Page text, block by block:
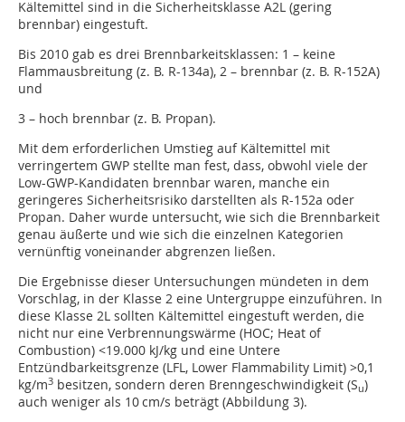
Kältemittel sind in die Sicherheitsklasse A2L (gering
brennbar) eingestuft.
Bis 2010 gab es drei Brennbarkeitsklassen: 1 – keine
Flammausbreitung (z. B. R-134a), 2 – brennbar (z. B. R-152A)
und
3 – hoch brennbar (z. B. Propan).
Mit dem erforderlichen Umstieg auf Kältemittel mit
verringertem GWP stellte man fest, dass, obwohl viele der
Low-GWP-Kandidaten brennbar waren, manche ein
geringeres Sicherheitsrisiko darstellten als R-152a oder
Propan. Daher wurde untersucht, wie sich die Brennbarkeit
genau äußerte und wie sich die einzelnen Kategorien
vernünftig voneinander abgrenzen ließen.
Die Ergebnisse dieser Untersuchungen mündeten in dem
Vorschlag, in der Klasse 2 eine Untergruppe einzuführen. In
diese Klasse 2L sollten Kältemittel eingestuft werden, die
nicht nur eine Verbrennungswärme (HOC; Heat of
Combustion) <19.000 kJ/kg und eine Untere
Entzündbarkeitsgrenze (LFL, Lower Flammability Limit) >0,1
kg/m3 besitzen, sondern deren Brenngeschwindigkeit (Su)
auch weniger als 10 cm/s beträgt (Abbildung 3).